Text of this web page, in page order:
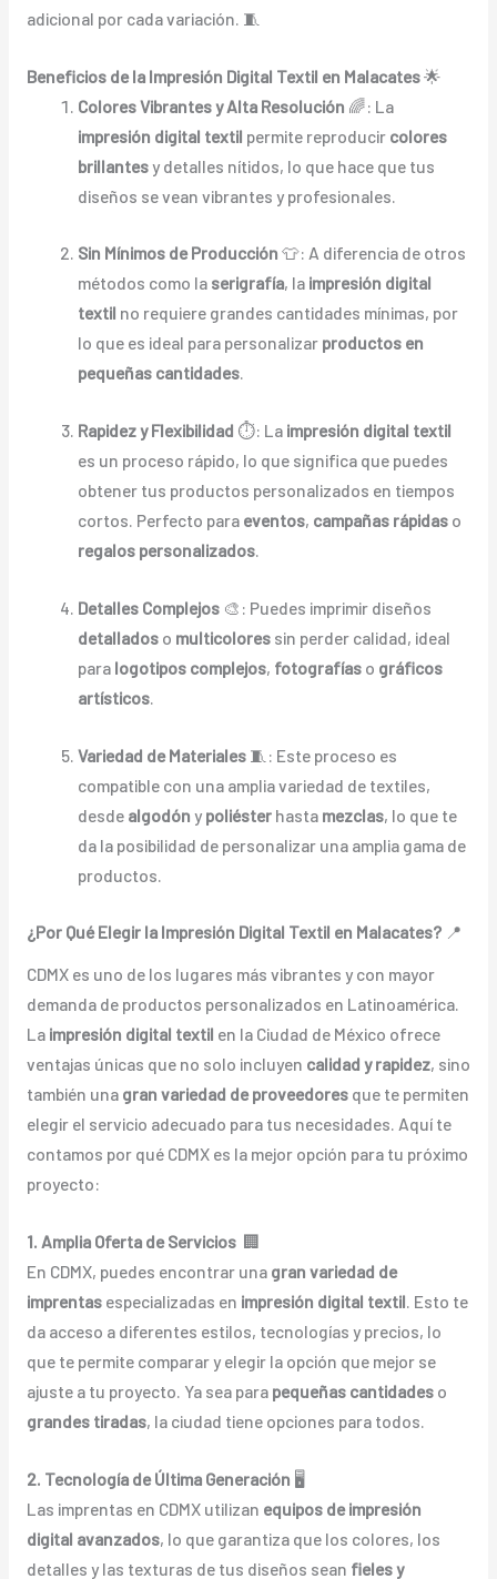
adicional por cada variación. 🧵
Beneficios de la Impresión Digital Textil en Malacates🌟
Colores Vibrantes y Alta Resolución 🌈: La
impresión digital textil permite reproducir colores
brillantesy detalles nítidos, lo que hace que tus
diseños se vean vibrantes y profesionales.
Sin Mínimos de Producción 👕: A diferencia de otros
métodos como la serigrafía, la impresión digital
textil no requiere grandes cantidades mínimas, por
lo que es ideal para personalizar productos en
pequeñas cantidades.
Rapidez y Flexibilidad ⏱️: La impresión digital textil
es un proceso rápido, lo que significa que puedes
obtener tus productos personalizados en tiempos
cortos. Perfecto para eventos, campañas rápidas o
regalos personalizados.
Detalles Complejos 🎨: Puedes imprimir diseños
detallados o multicolores sin perder calidad, ideal
para logotipos complejos, fotografías o gráficos
artísticos.
Variedad de Materiales 🧵: Este proceso es
compatible con una amplia variedad de textiles,
desde algodón y poliéster hasta mezclas, lo que te
da la posibilidad de personalizar una amplia gama de
productos.
¿Por Qué Elegir la Impresión Digital Textil en Malacates?📍
CDMX es uno de los lugares más vibrantes y con mayor
demanda de productos personalizados en Latinoamérica.
La impresión digital textil en la Ciudad de México ofrece
ventajas únicas que no solo incluyen calidad y rapidez, sino
también una gran variedad de proveedoresque te permiten
elegir el servicio adecuado para tus necesidades. Aquí te
contamos por qué CDMX es la mejor opción para tu próximo
proyecto:
1. Amplia Oferta de Servicios 🏢
En CDMX, puedes encontrar una gran variedad de
imprentasespecializadas en impresión digital textil. Esto te
da acceso a diferentes estilos, tecnologías y precios, lo
que te permite comparar y elegir la opción que mejor se
ajuste a tu proyecto. Ya sea para pequeñas cantidadeso
grandes tiradas, la ciudad tiene opciones para todos.
2. Tecnología de Última Generación 🖥️
Las imprentas en CDMX utilizan equipos de impresión
digital avanzados, lo que garantiza que los colores, los
detalles y las texturas de tus diseños sean fieles y